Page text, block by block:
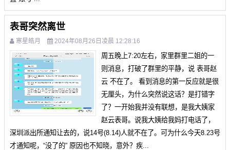
表哥突然离世
寒星皓月 2024年08月26日凌晨 12:28:16
周五晚上7:20左右，家里群里二姐的一
则消息，打破了群里的平静，说 表哥赵
云 不在了。 看到消息的第一反应就是很
无厘头，为什么突然说这话？是打错字
了？一开始我并没有联想，是我大姨家
赵云表哥。说我大姨给我妈打电话了，
深圳派出所通知让去的，说14号(8.14)人就不在了。可为什么今天8.23号
才通知呢，“没了的” 原因也不知晓，意外？疾...